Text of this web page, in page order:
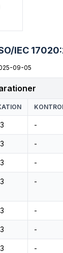
IEC
09-05
-
-
-
-
-
-
-